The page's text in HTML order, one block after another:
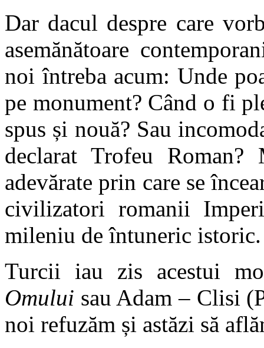
Dar dacul despre care
asemănătoare
noi întreba acum: Unde
pe monument? Când o fi
spus și nouă? Sau
declarat Trofeu
adevărate prin care se
civilizatori romanii
mileniu de întuneric istoric.
Turcii iau zis acestui
Omului sau Adam – Clisi
noi refuzăm și astăzi să